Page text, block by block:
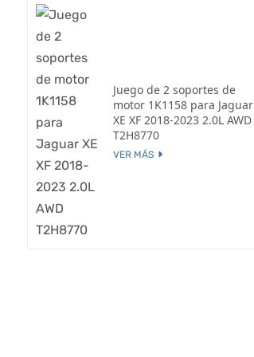
Juego de 2 soportes de
motor 1K1158 para Jaguar
XE XF 2018-2023 2.0L AWD
T2H8770
VER MÁS